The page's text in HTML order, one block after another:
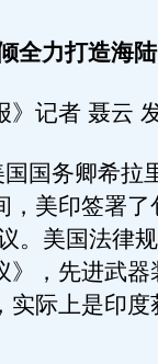
力打造海陆
记者 聂云
务卿希拉
美印签署了
。美国法律
》，先进武器
实际上是印度